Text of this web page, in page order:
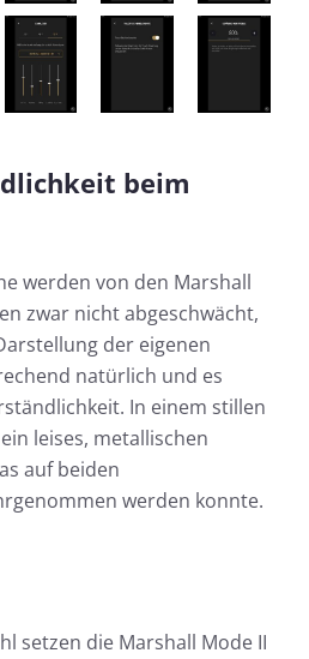
beim
werden von den Marshall
zwar nicht abgeschwächt,
der eigenen
natürlich und es
In einem stillen
leises, metallischen
auf beiden
werden konnte.
setzen die Marshall Mode II